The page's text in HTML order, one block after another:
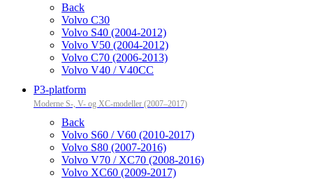
Back
Volvo C30
Volvo S40 (2004-2012)
Volvo V50 (2004-2012)
Volvo C70 (2006-2013)
Volvo V40 / V40CC
P3-platform
Moderne S-, V- og XC-modeller (2007–2017)
Back
Volvo S60 / V60 (2010-2017)
Volvo S80 (2007-2016)
Volvo V70 / XC70 (2008-2016)
Volvo XC60 (2009-2017)